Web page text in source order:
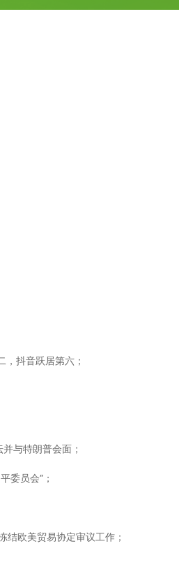
抖音跃居第六；
与特朗普会面；
委员会”；
欧美贸易协定审议工作；